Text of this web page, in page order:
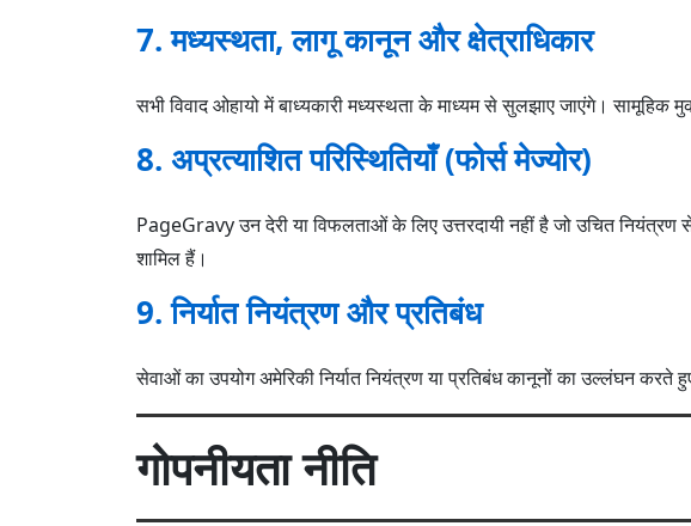
7. मध्यस्थता, लागू कानून और क्षेत्राधिकार
सभी विवाद ओहायो में बाध्यकारी मध्यस्थता के माध्यम से सुलझाए जाएंगे।
8. अप्रत्याशित परिस्थितियाँ (फोर्स मेज्योर)
PageGravy उन देरी या विफलताओं के लिए उत्तरदायी नहीं है जो उचित नियंत्रण
शामिल हैं।
9. निर्यात नियंत्रण और प्रतिबंध
सेवाओं का उपयोग अमेरिकी निर्यात नियंत्रण या प्रतिबंध कानूनों का उल्लंघन करते
गोपनीयता नीति